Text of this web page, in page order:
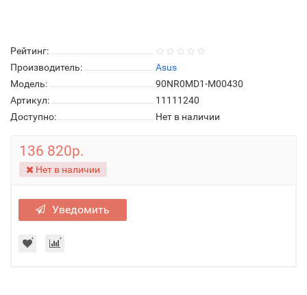
Рейтинг:
Производитель:
Asus
Модель:
90NR0MD1-M00430
Артикул:
11111240
Доступно:
Нет в наличии
136 820р.
Нет в наличии
Уведомить